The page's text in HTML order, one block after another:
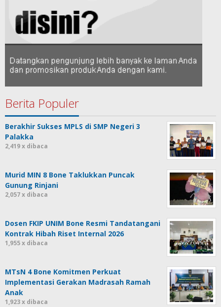
Berita Populer
Berakhir Sukses MPLS di SMP Negeri 3
Palakka
2,419 x dibaca
Murid MIN 8 Bone Taklukkan Puncak
Gunung Rinjani
2,057 x dibaca
Dosen FKIP UNIM Bone Resmi Tandatangani
Kontrak Hibah Riset Internal 2026
1,955 x dibaca
MTsN 4 Bone Komitmen Perkuat
Implementasi Gerakan Madrasah Ramah
Anak
1,923 x dibaca